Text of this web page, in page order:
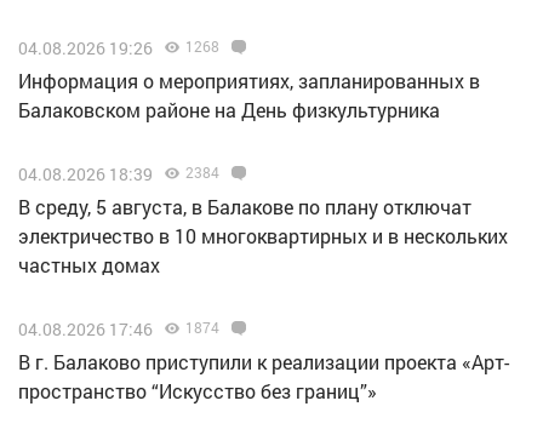
04.08.2026 19:26 1268
Информация о мероприятиях, запланированных в
Балаковском районе на День физкультурника
04.08.2026 18:39 2384
В среду, 5 августа, в Балакове по плану отключат
электричество в 10 многоквартирных и в нескольких
частных домах
04.08.2026 17:46 1874
В г. Балаково приступили к реализации проекта «Арт-
пространство “Искусство без границ”»